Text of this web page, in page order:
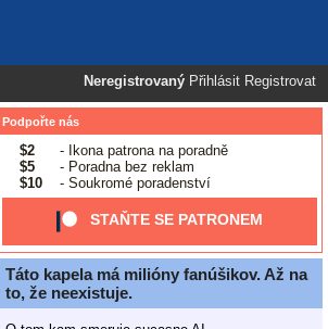
Neregistrovaný Přihlásit Registrovat
Podpořte nás
$2
- Ikona patrona na poradně
$5
- Poradna bez reklam
$10
- Soukromé poradenství
STAŇTE SE PATRONEM
Táto kapela má milióny fanúšikov. Až na
to, že neexistuje.